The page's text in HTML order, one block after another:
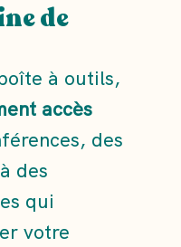
de
à outils,
accès
des
des
qui
votre